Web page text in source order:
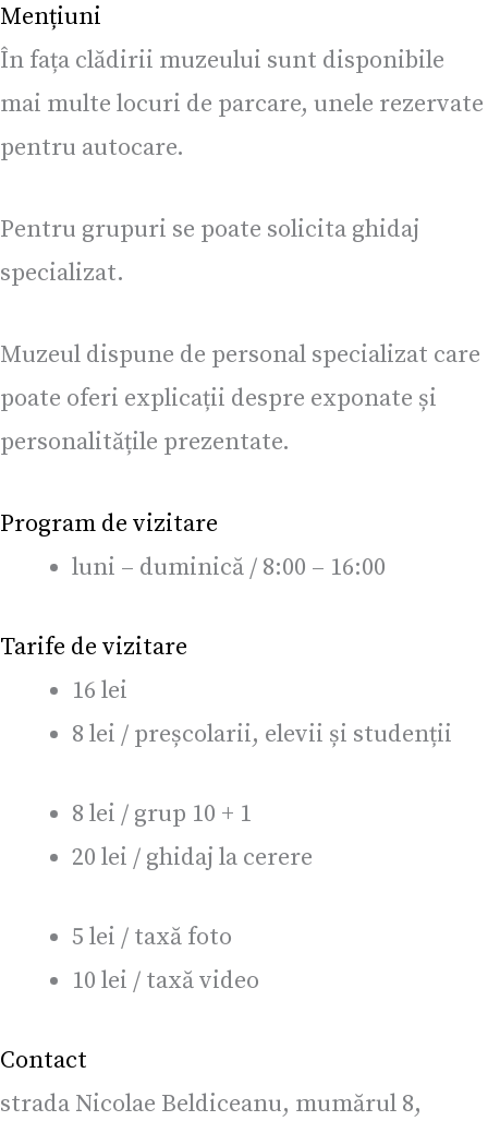
Mențiuni
În fața clădirii muzeului sunt disponibile
mai multe locuri de parcare, unele rezervate
pentru autocare.
Pentru grupuri se poate solicita ghidaj
specializat.
Muzeul dispune de personal specializat care
poate oferi explicații despre exponate și
personalitățile prezentate.
Program de vizitare
luni – duminică / 8:00 – 16:00
Tarife de vizitare
16 lei
8 lei / preșcolarii, elevii și studenții
8 lei / grup 10 + 1
20 lei / ghidaj la cerere
5 lei / taxă foto
10 lei / taxă video
Contact
strada Nicolae Beldiceanu, mumărul 8,